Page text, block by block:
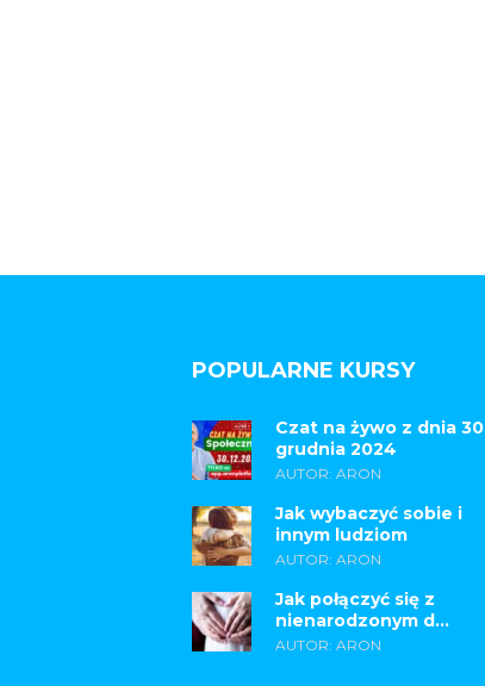
POPULARNE KURSY
Czat na żywo z dnia 30
grudnia 2024
AUTOR: ARON
Jak wybaczyć sobie i
innym ludziom
AUTOR: ARON
Jak połączyć się z
nienarodzonym d...
AUTOR: ARON